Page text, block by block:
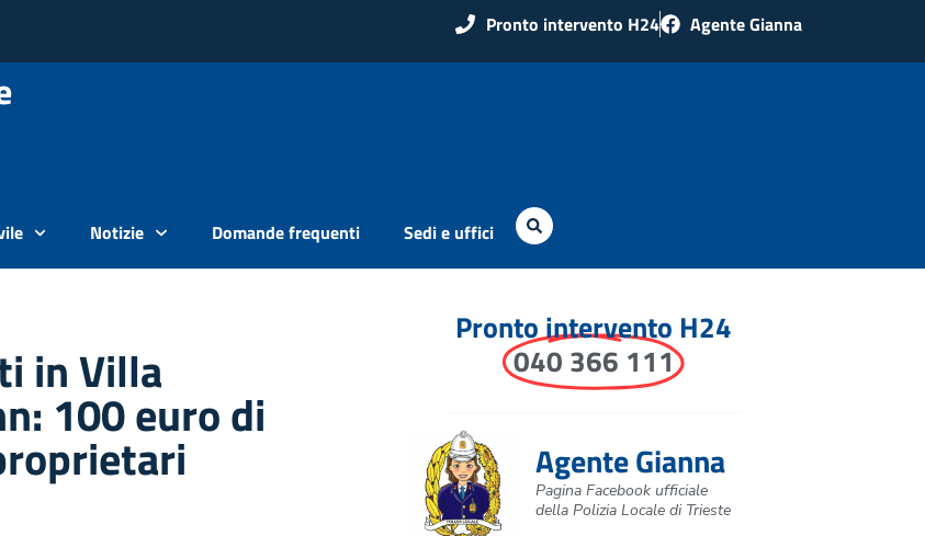
Pronto intervento H24 Agente Gianna
Notizie Domande frequenti Sedi e uffici
in Villa
100 euro di
Pronto intervento H24
040 366 111
Agente Gianna
Pagina Facebook ufficiale
della Polizia Locale di Trieste